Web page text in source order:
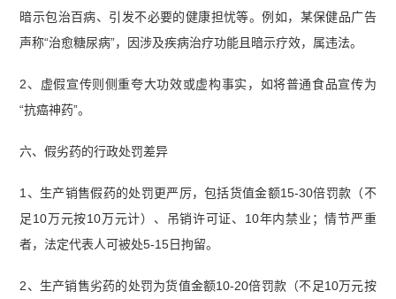
暗示包治百病、引发不必要的健康担忧等。例如，某保健品广告
声称“治愈糖尿病”，因涉及疾病治疗功能且暗示疗效，属违法。
2、虚假宣传则侧重夸大功效或虚构事实，如将普通食品宣传为
“抗癌神药”。
六、假劣药的行政处罚差异
1、生产销售假药的处罚更严厉，包括货值金额15-30倍罚款（不
足10万元按10万元计）、吊销许可证、10年内禁业；情节严重
者，法定代表人可被处5-15日拘留。
2、生产销售劣药的处罚为货值金额10-20倍罚款（不足10万元按